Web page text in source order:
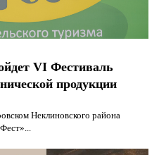
VI Фестиваль
продукции
Неклиновского района